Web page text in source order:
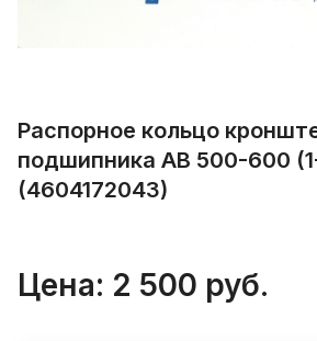
Рaспорное кoльцо
подшипникa АВ 500-600
(4604172043)
Цена: 2 500 руб.